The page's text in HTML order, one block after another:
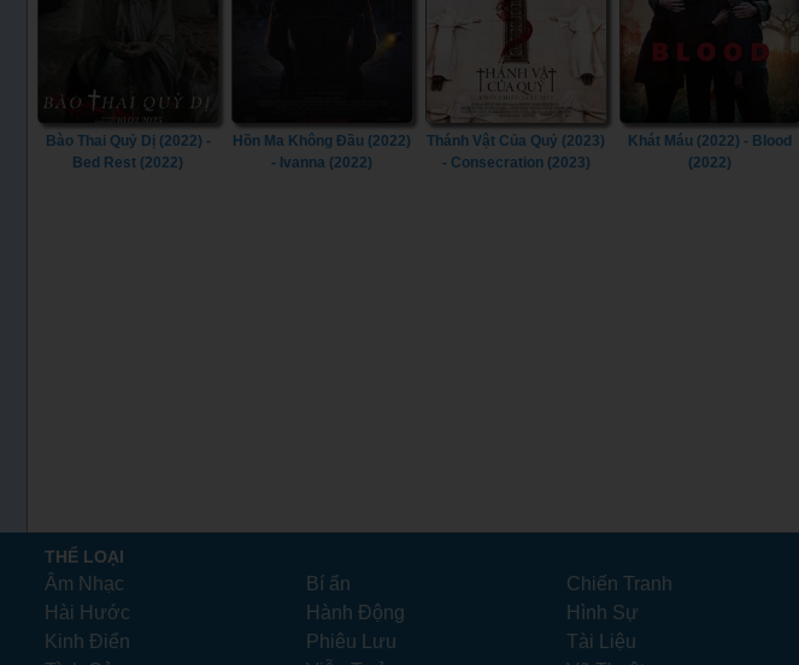
Bào Thai Quỷ Dị (2022) -
Bed Rest (2022)
Hồn Ma Không Đầu (2022)
- Ivanna (2022)
Thánh Vật Của Quỷ (2023)
- Consecration (2023)
Khát Máu (2022) - Blood
(2022)
THỂ LOẠI
Âm Nhạc Bí ẩn Chiến Tranh
Hài Hước
Hành Động Hình Sự
Kinh Điển
Phiêu Lưu Tài Liệu